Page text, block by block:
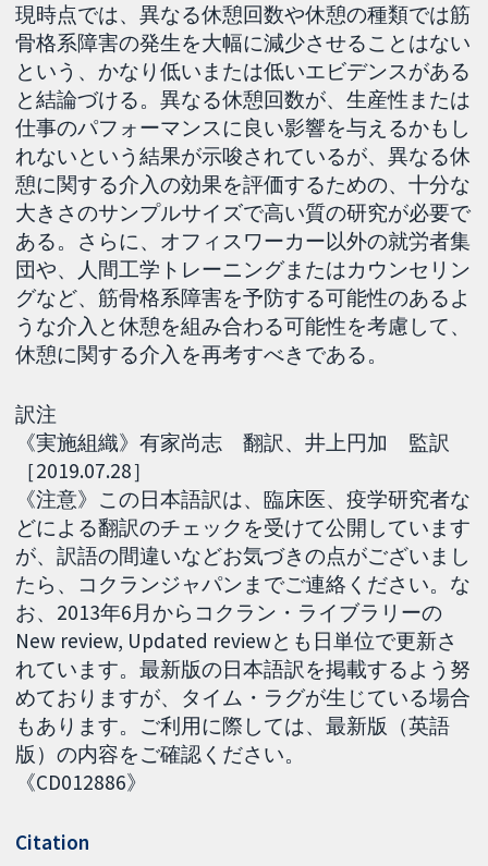
現時点では、異なる休憩回数や休憩の種類では筋
骨格系障害の発生を大幅に減少させることはない
という、かなり低いまたは低いエビデンスがある
と結論づける。異なる休憩回数が、生産性または
仕事のパフォーマンスに良い影響を与えるかもし
れないという結果が示唆されているが、異なる休
憩に関する介入の効果を評価するための、十分な
大きさのサンプルサイズで高い質の研究が必要で
ある。さらに、オフィスワーカー以外の就労者集
団や、人間工学トレーニングまたはカウンセリン
グなど、筋骨格系障害を予防する可能性のあるよ
うな介入と休憩を組み合わる可能性を考慮して、
休憩に関する介入を再考すべきである。
訳注
《実施組織》有家尚志 翻訳、井上円加 監訳
［2019.07.28］
《注意》この日本語訳は、臨床医、疫学研究者な
どによる翻訳のチェックを受けて公開しています
が、訳語の間違いなどお気づきの点がございまし
たら、コクランジャパンまでご連絡ください。な
お、2013年6月からコクラン・ライブラリーの
New review, Updated reviewとも日単位で更新さ
れています。最新版の日本語訳を掲載するよう努
めておりますが、タイム・ラグが生じている場合
もあります。ご利用に際しては、最新版（英語
版）の内容をご確認ください。
《CD012886》
Citation